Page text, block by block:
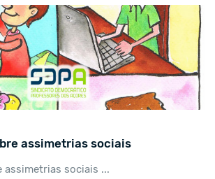
assimetrias sociais
assimetrias sociais ...